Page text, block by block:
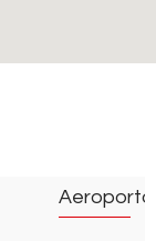
Aeroporto